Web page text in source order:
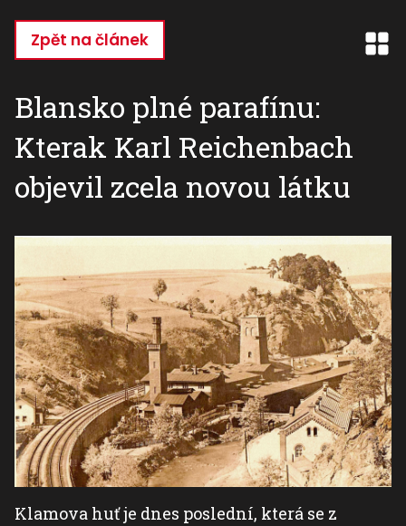
hlavnímu
Zpět na článek
Blansko plné parafínu:
Kterak Karl Reichenbach
objevil zcela novou látku
Klamova huť je dnes poslední, která se z